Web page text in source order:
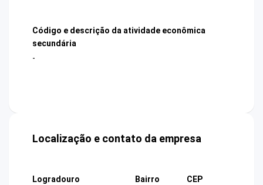
Código e descrição da atividade econômica
secundária
-
Localização e contato da empresa
Logradouro
Bairro
CEP